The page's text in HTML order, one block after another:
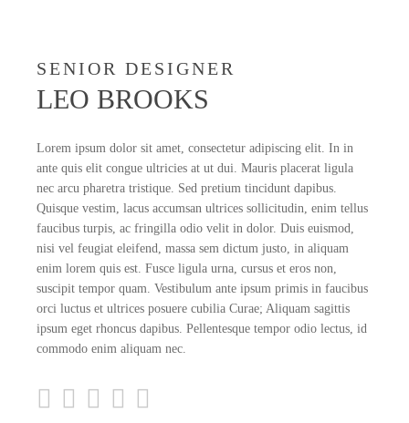
SENIOR DESIGNER
LEO BROOKS
Lorem ipsum dolor sit amet, consectetur adipiscing elit. In in
ante quis elit congue ultricies at ut dui. Mauris placerat ligula
nec arcu pharetra tristique. Sed pretium tincidunt dapibus.
Quisque vestim, lacus accumsan ultrices sollicitudin, enim tellus
faucibus turpis, ac fringilla odio velit in dolor. Duis euismod,
nisi vel feugiat eleifend, massa sem dictum justo, in aliquam
enim lorem quis est. Fusce ligula urna, cursus et eros non,
suscipit tempor quam. Vestibulum ante ipsum primis in faucibus
orci luctus et ultrices posuere cubilia Curae; Aliquam sagittis
ipsum eget rhoncus dapibus. Pellentesque tempor odio lectus, id
commodo enim aliquam nec.